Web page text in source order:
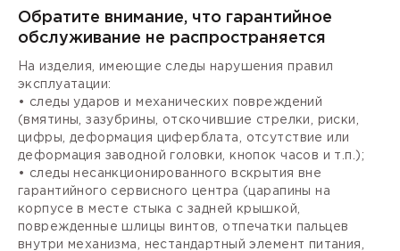
Обратите внимание, что гарантийное
обслуживание не распространяется
На изделия, имеющие следы нарушения правил
эксплуатации:
• следы ударов и механических повреждений
(вмятины, зазубрины, отскочившие стрелки, риски,
цифры, деформация циферблата, отсутствие или
деформация заводной головки, кнопок часов и т.п.);
• следы несанкционированного вскрытия вне
гарантийного сервисного центра (царапины на
корпусе в месте стыка с задней крышкой,
поврежденные шлицы винтов, отпечатки пальцев
внутри механизма, нестандартный элемент питания,